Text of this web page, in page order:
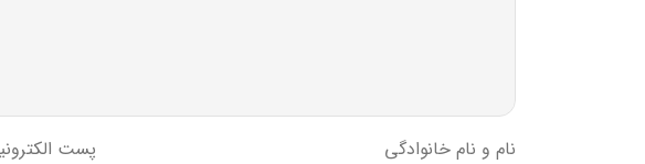
نام و نام خانوادگی پست